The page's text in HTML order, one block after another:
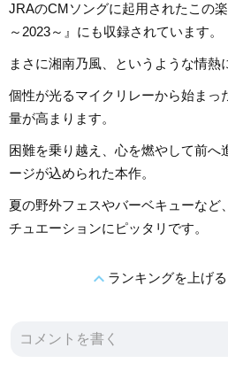
JRAのCMソングに起用されたこの
～2023～』にも収録されています。
まさに湘南乃風、というような情熱
個性が光るマイクリレーから始まっ
量が高まります。
困難を乗り越え、心を燃やして前へ
ージが込められた本作。
夏の野外フェスやバーベキューなど
チュエーションにピッタリです。
expand_lessランキングを上げる